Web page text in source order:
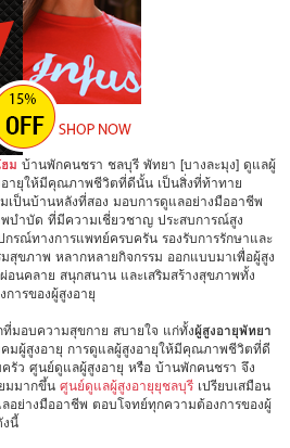
ฮมบ้านพักคนชรา ชลบุรี พัทยา [บางละมุง] ดูแลผู้
อายุให้มีคุณภาพชีวิตที่ดีนั้น เป็นสิ่งที่ท้าทาย
เป็นบ้านหลังที่สอง มอบการดูแลอย่างมืออาชีพ
บำบัด ที่มีความเชี่ยวชาญ ประสบการณ์สูง
กรณ์ทางการแพทย์ครบครัน รองรับการรักษาและ
สุขภาพ หลากหลายกิจกรรม ออกแบบมาเพื่อผู้สูง
อนคลาย สนุกสนาน และเสริมสร้างสุขภาพทั้ง
ารของผู้สูงอายุ
ที่มอบความสุขกาย สบายใจ แก่ทั้งผู้สูงอายุพัทยา
มผู้สูงอายุ การดูแลผู้สูงอายุให้มีคุณภาพชีวิตที่ดี
รัว ศูนย์ดูแลผู้สูงอายุ หรือ บ้านพักคนชรา จึง
ยมมากขึ้นศูนย์ดูแลผู้สูงอายุยุชลบุรี เปรียบเสมือน
อย่างมืออาชีพ ตอบโจทย์ทุกความต้องการของผู้
นี้